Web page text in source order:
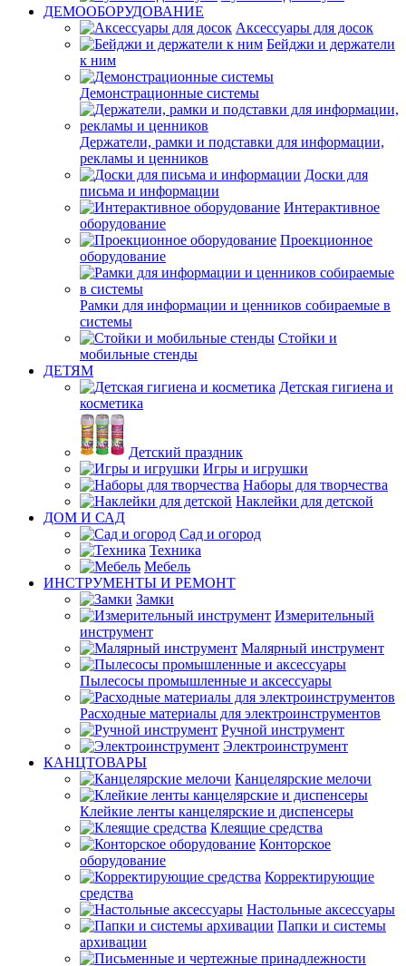
ДЕМООБОРУДОВАНИЕ
Аксессуары для досок
Бейджи и держатели
к ним
Демонстрационные системы
Держатели, рамки и подставки для информации,
рекламы и ценников
Доски для
письма и информации
Интерактивное
оборудование
Проекционное
оборудование
Рамки для информации и ценников собираемые в
системы
Стойки и
мобильные стенды
ДЕТЯМ
Детская гигиена и
косметика
Детский праздник
Игры и игрушки
Наборы для творчества
Наклейки для детской
ДОМ И САД
Сад и огород
Техника
Мебель
ИНСТРУМЕНТЫ И РЕМОНТ
Замки
Измерительный
инструмент
Малярный инструмент
Пылесосы промышленные и аксессуары
Расходные материалы для электроинструментов
Ручной инструмент
Электроинструмент
КАНЦТОВАРЫ
Канцелярские мелочи
Клейкие ленты канцелярские и диспенсеры
Клеящие средства
Конторское
оборудование
Корректирующие
средства
Настольные аксессуары
Папки и системы
архивации